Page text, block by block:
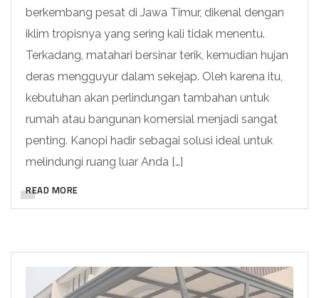
berkembang pesat di Jawa Timur, dikenal dengan
iklim tropisnya yang sering kali tidak menentu.
Terkadang, matahari bersinar terik, kemudian hujan
deras mengguyur dalam sekejap. Oleh karena itu,
kebutuhan akan perlindungan tambahan untuk
rumah atau bangunan komersial menjadi sangat
penting. Kanopi hadir sebagai solusi ideal untuk
melindungi ruang luar Anda […]
READ MORE